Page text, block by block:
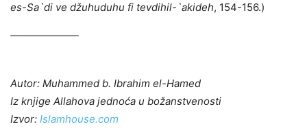
es-Sa`di ve džuhuduhu fi tevdihil-`akideh, 154-156.)
Autor: Muhammed b. Ibrahim el-Hamed
Iz knjige Allahova jednoća u božanstvenosti
Izvor: Islamhouse.com